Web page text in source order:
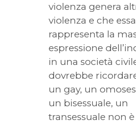
violenza genera
violenza e che essa
rappresenta la
espressione
in una società
dovrebbe
un gay, un
un bisessuale, un
transessuale non